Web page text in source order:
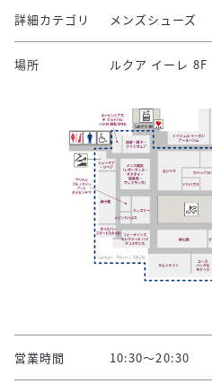
詳細カテゴリ メンズシューズ
場所 ルクア イーレ 8F
営業時間 10:30～20:30